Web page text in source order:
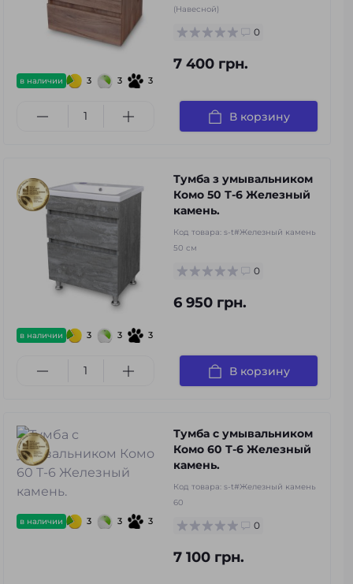
в наличии 3 3 3
(Навесной)
0
7 400 грн.
В корзину
в наличии 3 3 3
Тумба з умывальником
Комо 50 Т-6 Железный
камень.
Код товара: s-t#Железный камень
50 см
0
6 950 грн.
В корзину
в наличии 3 3 3
Тумба с умывальником
Комо 60 Т-6 Железный
камень.
Код товара: s-t#Железный камень
60
0
7 100 грн.